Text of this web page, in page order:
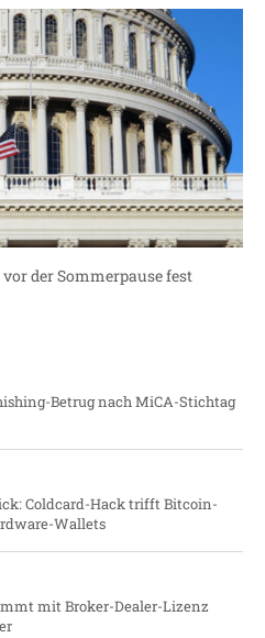
der Sommerpause fest
Betrug nach MiCA-Stichtag
Coldcard-Hack trifft Bitcoin-
Wallets
mit Broker-Dealer-Lizenz